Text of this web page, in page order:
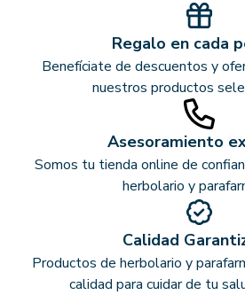
Regalo en cada
Benefíciate de descuentos y
nuestros productos
Asesoramiento
Somos tu tienda online de
herbolario y
Calidad
Productos de herbolario y
calidad para cuidar de tu